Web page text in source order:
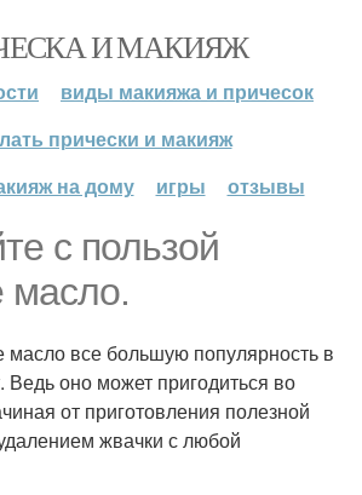
И МАКИЯЖ
виды макияжа и причесок
прически и макияж
на дому
игры отзывы
с пользой
масло.
масло все большую популярность в
оно может пригодиться во
от приготовления полезной
жвачки с любой